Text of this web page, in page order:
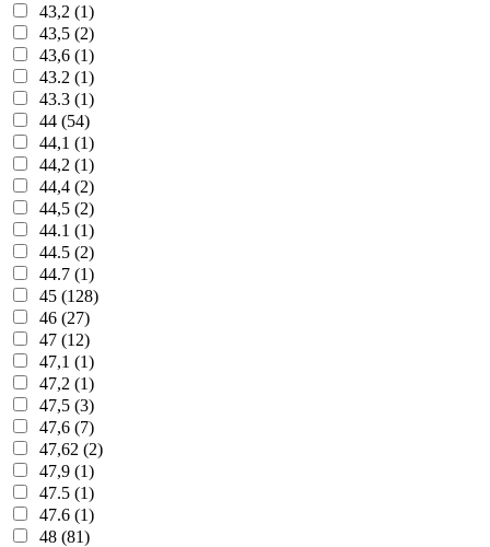
43,2 (1)
43,5 (2)
43,6 (1)
43.2 (1)
43.3 (1)
44 (54)
44,1 (1)
44,2 (1)
44,4 (2)
44,5 (2)
44.1 (1)
44.5 (2)
44.7 (1)
45 (128)
46 (27)
47 (12)
47,1 (1)
47,2 (1)
47,5 (3)
47,6 (7)
47,62 (2)
47,9 (1)
47.5 (1)
47.6 (1)
48 (81)